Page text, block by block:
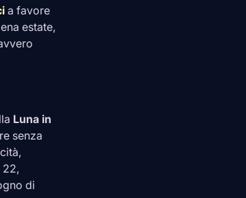
a favore
estate,
Luna in
senza
22,
di